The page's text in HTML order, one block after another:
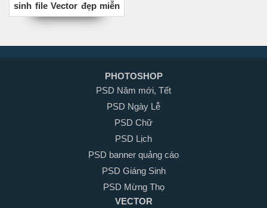
sinh file Vector đẹp miễn
phí
PHOTOSHOP
PSD Năm mới, Tết
PSD Ngày Lễ
PSD Chữ
PSD Lịch
PSD banner quảng cáo
PSD Giáng Sinh
PSD Mừng Thọ
VECTOR